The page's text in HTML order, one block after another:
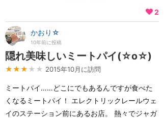
2
かおり☆
10年前に投稿
隠れ美味しいミートパイ(☆o☆)
★★★ ★★ 2015年10月に訪問
ミートパイ……どこにでもあるんですが食べた
くなるミートパイ！ エレクトリックレールウェ
イのステーション前にあるお店。 熱々でジャガ